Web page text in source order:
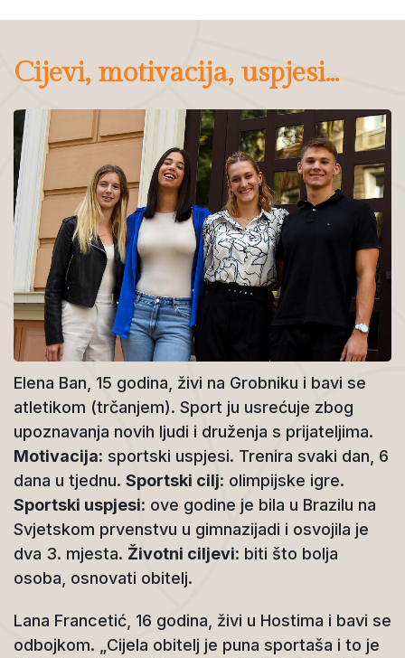
Cijevi, motivacija, uspjesi...
Elena Ban, 15 godina, živi na Grobniku i bavi se
atletikom (trčanjem). Sport ju usrećuje zbog
upoznavanja novih ljudi i druženja s prijateljima.
Motivacija: sportski uspjesi. Trenira svaki dan, 6
dana u tjednu. Sportski cilj: olimpijske igre.
Sportski uspjesi: ove godine je bila u Brazilu na
Svjetskom prvenstvu u gimnazijadi i osvojila je
dva 3. mjesta. Životni ciljevi: biti što bolja
osoba, osnovati obitelj.
Lana Francetić, 16 godina, živi u Hostima i bavi se
odbojkom. „Cijela obitelj je puna sportaša i to je